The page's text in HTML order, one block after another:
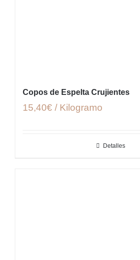
Copos de Espelta Crujientes
15,40€ / Kilogramo
Detalles